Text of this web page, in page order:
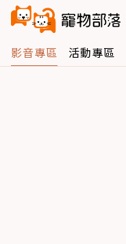
影音專區 活動專區